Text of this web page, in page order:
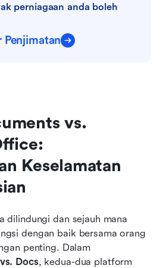
perniagaan anda boleh
Penjimatan
vs.
Keselamatan
dilindungi dan sejauh mana
dengan baik bersama orang
penting. Dalam
Docs, kedua-dua platform